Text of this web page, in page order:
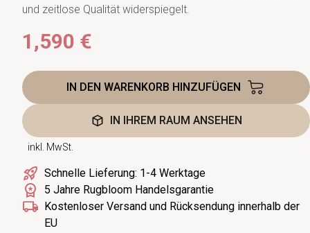
und zeitlose Qualität widerspiegelt.
1,590 €
IN DEN WARENKORB HINZUFÜGEN
IN IHREM RAUM ANSEHEN
inkl. MwSt.
Schnelle Lieferung: 1-4 Werktage
5 Jahre Rugbloom Handelsgarantie
Kostenloser Versand und Rücksendung innerhalb der
EU